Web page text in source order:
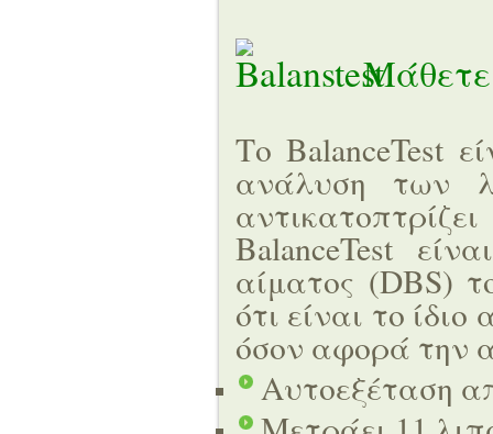
Μάθετε
Το BalanceTest
ανάλυση των
BalanceTest
αίματος (DBS)
ότι είναι το
όσον αφορά την
Αυτοεξέταση